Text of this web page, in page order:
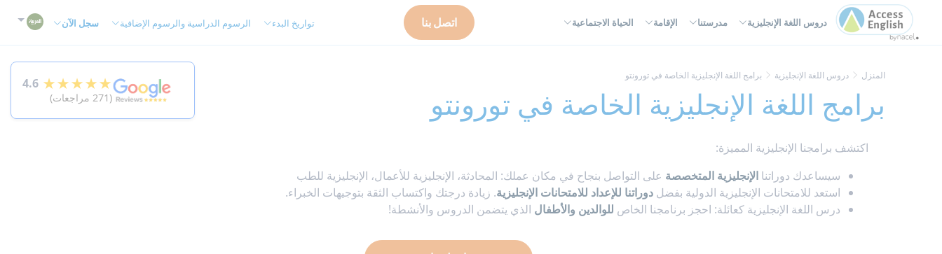
دروس اللغة الإنجليزية مدرستنا الإقامة الحياة الاجتماعية اتصل بنا تواريخ البدء الرسوم الدراسية والرسوم الإضافية سجل الآن
★★★★★
4.6
(271 مراجعات)
المنزل دروس اللغة الإنجليزية برامج اللغة الإنجليزية الخاصة في تورونتو
برامج اللغة الإنجليزية الخاصة في تورونتو
اكتشف برامجنا الإنجليزية المميزة:
سيساعدك دوراتنا الإنجليزية المتخصصة على التواصل بنجاح في مكان عملك: المحادثة، الإنجليزية للأعمال، الإنجليزية للطب
استعد للامتحانات الإنجليزية الدولية بفضل دوراتنا للإعداد للامتحانات الإنجليزية. زيادة درجتك واكتساب الثقة بتوجيهات الخبراء.
درس اللغة الإنجليزية كعائلة: احجز برنامجنا الخاص للوالدين والأطفال الذي يتضمن الدروس والأنشطة!
لوحة إدارة ملفات تعريف الارتباط